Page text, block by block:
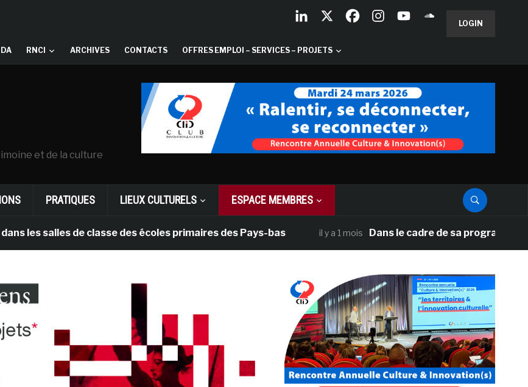
LOGIN
RNCI ARCHIVES CONTACTS OFFRES EMPLOI – SERVICES – PROJETS
et de la culture
PRATIQUES LIEUX CULTURELS ESPACE MEMBRES
de classe des écoles primaires des Pays-bas il y a 1 mois Dans le cadre de sa programmation